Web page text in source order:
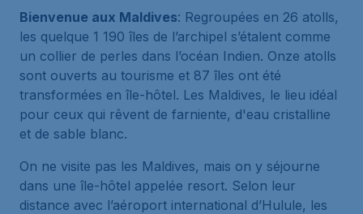
Bienvenue aux Maldives: Regroupées en 26 atolls,
les quelque 1 190 îles de l’archipel s’étalent comme
un collier de perles dans l’océan Indien. Onze atolls
sont ouverts au tourisme et 87 îles ont été
transformées en île-hôtel. Les Maldives, le lieu idéal
pour ceux qui rêvent de farniente, d'eau cristalline
et de sable blanc.
On ne visite pas les Maldives, mais on y séjourne
dans une île-hôtel appelée resort. Selon leur
distance avec l’aéroport international d’Hulule, les